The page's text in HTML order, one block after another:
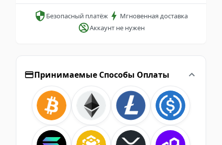
Безопасный платёж
Мгновенная доставка
Аккаунт не нужен
Принимаемые Способы Оплаты